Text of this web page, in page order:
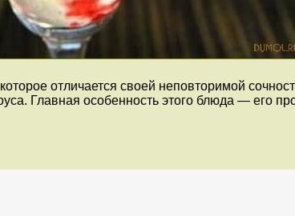
отличается своей неповторимой
Главная особенность этого блюда — его